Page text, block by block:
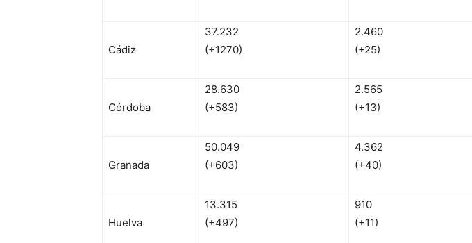
Cádiz
37.232
(+1270)
2.460
(+25)
Córdoba
28.630
(+583)
2.565
(+13)
Granada
50.049
(+603)
4.362
(+40)
Huelva
13.315
(+497)
910
(+11)